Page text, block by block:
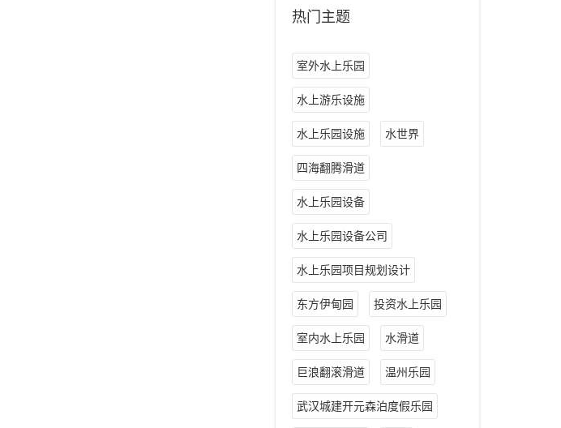
热门主题
室外水上乐园
水上游乐设施
水上乐园设施 水世界
四海翻腾滑道
水上乐园设备
水上乐园设备公司
水上乐园项目规划设计
东方伊甸园 投资水上乐园
室内水上乐园 水滑道
巨浪翻滚滑道 温州乐园
武汉城建开元森泊度假乐园